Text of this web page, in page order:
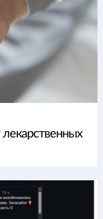
лекарственных